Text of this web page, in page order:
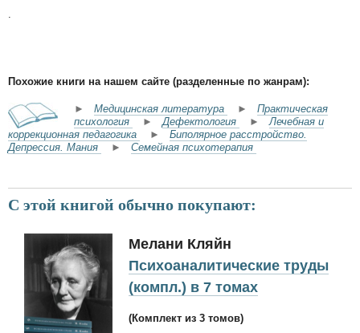
.
Похожие книги на нашем сайте (разделенные по жанрам):
► Медицинская литература ► Практическая
психология
► Дефектология ► Лечебная и
коррекционная педагогика
► Биполярное расстройство.
Депрессия. Мания
► Семейная психотерапия
С этой книгой обычно покупают:
Мелани Кляйн
Психоаналитические труды
(компл.) в 7 томах
(Комплект из 3 томов)